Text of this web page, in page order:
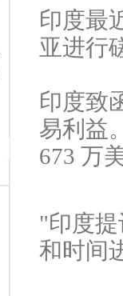
印度最
亚进行
印度致
易利益
673 万
"印度提
和时间